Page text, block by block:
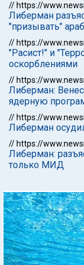
// https://
Либерман
"призывать"
// https://
"Расист!" и
оскорблениями
// https://
Либерман:
ядерную
// https://
Либерман
// https://
Либерман:
только МИД